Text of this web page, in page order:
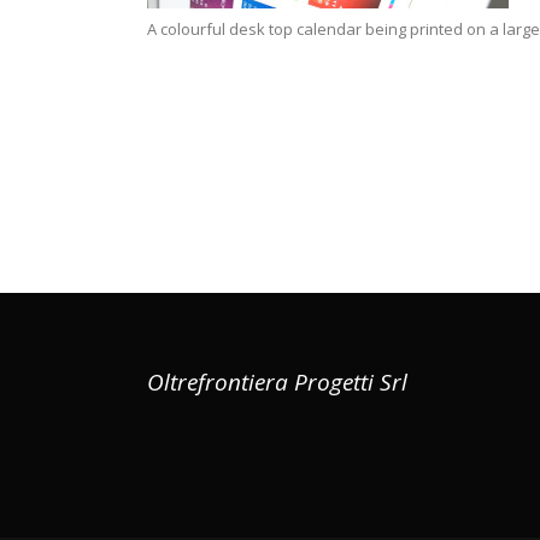
A colourful desk top calendar being printed on a
Oltrefrontiera Progetti Srl